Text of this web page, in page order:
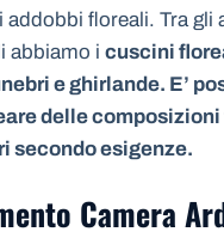
addobbi floreali. Tra gli
abbiamo i cuscini
e ghirlande. E’
delle
secondo esigenze.
Camera